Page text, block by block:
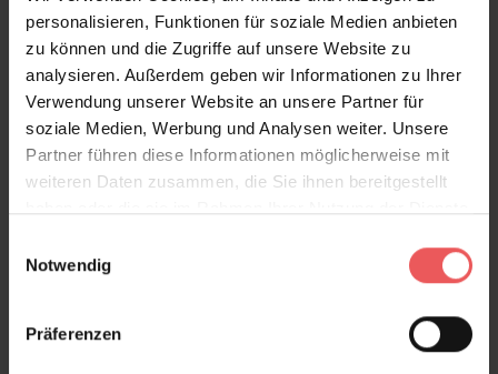
personalisieren, Funktionen für soziale Medien anbieten
zu können und die Zugriffe auf unsere Website zu
analysieren. Außerdem geben wir Informationen zu Ihrer
Verwendung unserer Website an unsere Partner für
soziale Medien, Werbung und Analysen weiter. Unsere
Partner führen diese Informationen möglicherweise mit
weiteren Daten zusammen, die Sie ihnen bereitgestellt
Notwendig
Präferenzen